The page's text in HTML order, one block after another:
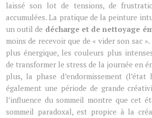
laissé son lot de tensions, de
accumulées. La pratique de la peinture
un outil de décharge et de nettoyage
moins de recevoir que de « vider son sac
plus énergique, les couleurs plus
de transformer le stress de la journée en
plus, la phase d’endormissement (l’état
également une période de grande
l’influence du sommeil montre que cet
sommeil paradoxal, est propice à la